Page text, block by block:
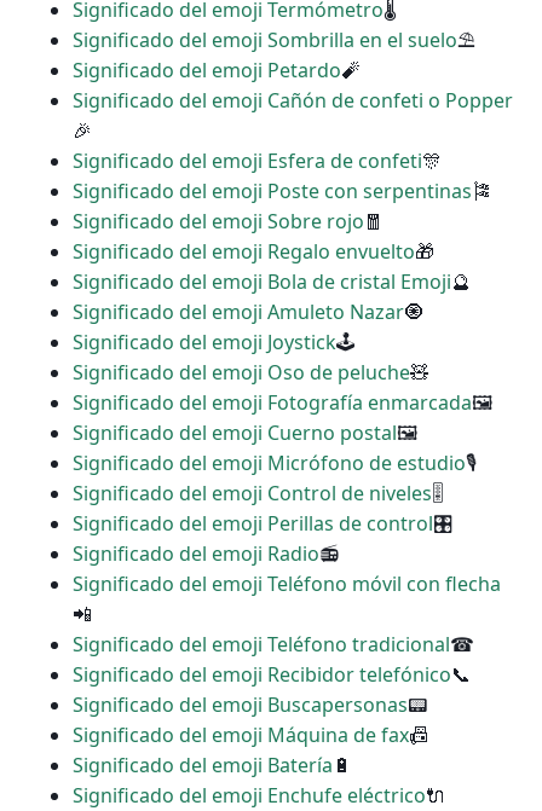
Significado del emoji Termómetro🌡
Significado del emoji Sombrilla en el suelo⛱
Significado del emoji Petardo🧨
Significado del emoji Cañón de confeti o Popper
🎉
Significado del emoji Esfera de confeti🎊
Significado del emoji Poste con serpentinas🎏
Significado del emoji Sobre rojo🧧
Significado del emoji Regalo envuelto🎁
Significado del emoji Bola de cristal Emoji🔮
Significado del emoji Amuleto Nazar🧿
Significado del emoji Joystick🕹
Significado del emoji Oso de peluche🧸
Significado del emoji Fotografía enmarcada🖼
Significado del emoji Cuerno postal🖼
Significado del emoji Micrófono de estudio🎙
Significado del emoji Control de niveles🎚
Significado del emoji Perillas de control🎛
Significado del emoji Radio📻
Significado del emoji Teléfono móvil con flecha
📲
Significado del emoji Teléfono tradicional☎
Significado del emoji Recibidor telefónico📞
Significado del emoji Buscapersonas📟
Significado del emoji Máquina de fax📠
Significado del emoji Batería 🔋
Significado del emoji Enchufe eléctrico🔌